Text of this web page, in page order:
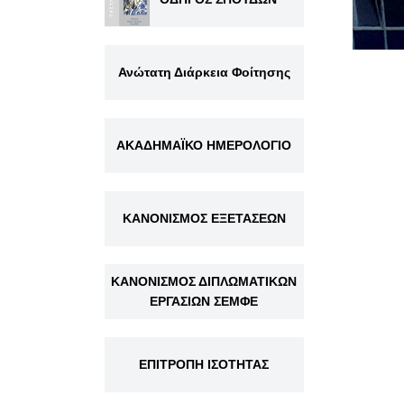
Ανώτατη Διάρκεια Φοίτησης
ΑΚΑΔΗΜΑΪΚΟ ΗΜΕΡΟΛΟΓΙΟ
ΚΑΝΟΝΙΣΜΟΣ ΕΞΕΤΑΣΕΩΝ
ΚΑΝΟΝΙΣΜΟΣ ΔΙΠΛΩΜΑΤΙΚΩΝ
ΕΡΓΑΣΙΩΝ ΣΕΜΦΕ
ΕΠΙΤΡΟΠΗ ΙΣΟΤΗΤΑΣ